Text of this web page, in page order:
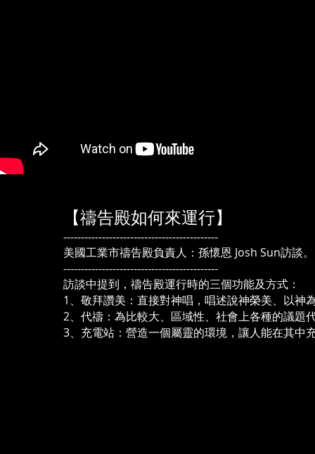
【禱告殿如何來運行】
--------------------------------------------
美國工業市禱告殿負責人：孫懷恩 Josh Sun訪談。
--------------------------------------------
訪談中提到，禱告殿運行時的三個功能及方式：
1、敬拜讚美：直接對神唱，唱述說神榮美、以神
2、代禱：為比較大、區域性、社會上各種的議題
3、充電站：營造一個屬靈的環境，讓人能在其中